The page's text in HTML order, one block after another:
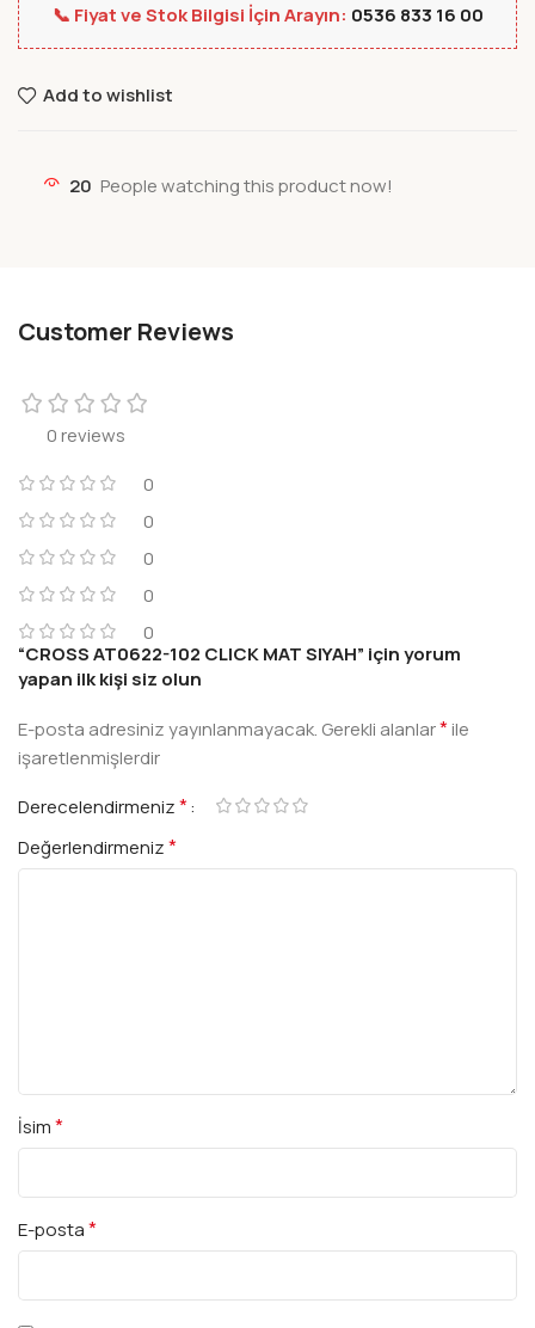
📞 Fiyat ve Stok Bilgisi İçin Arayın: 0536 833 16 00
Add to wishlist
20 People watching this product now!
Customer Reviews
0 reviews
0
0
0
0
0
“CROSS AT0622-102 CLICK MAT SIYAH” için yorum
yapan ilk kişi siz olun
E-posta adresiniz yayınlanmayacak. Gerekli alanlar*ile
işaretlenmişlerdir
Derecelendirmeniz*
Değerlendirmeniz*
İsim*
E-posta*